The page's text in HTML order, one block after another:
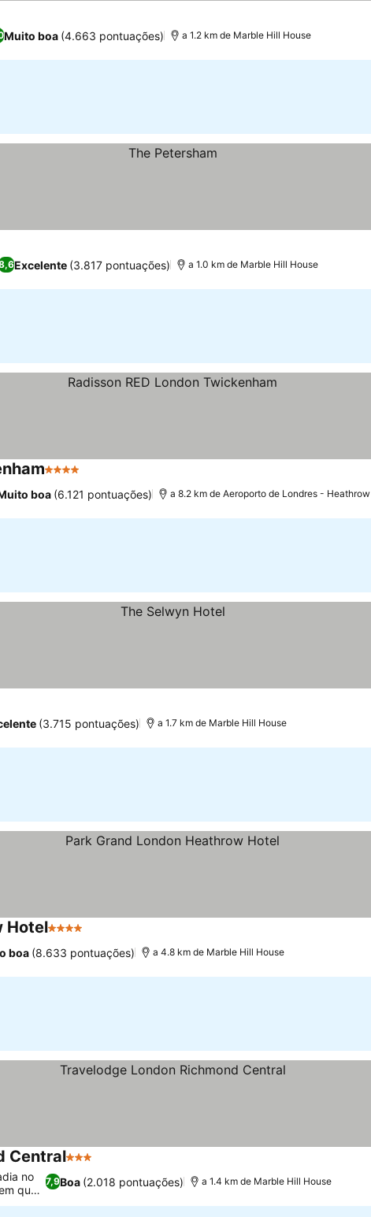
Muito boa (4.663 pontuações) a 1.2 km de Marble Hill House
Excelente (3.817 pontuações) a 1.0 km de Marble Hill House
4 Estrelas
boa (6.121 pontuações) a 8.2 km de Aeroporto de Londres - Heathrow
(3.715 pontuações) a 1.7 km de Marble Hill House
Hotel4 Estrelas
boa (8.633 pontuações) a 4.8 km de Marble Hill House
Central3 Estrelas
7,9Boa (2.018 pontuações)
no
que
a 1.4 km de Marble Hill House